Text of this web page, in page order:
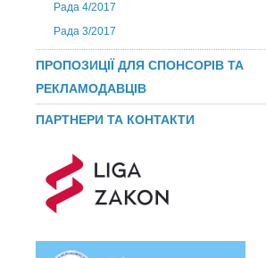
Рада 4/2017
Рада 3/2017
ПРОПОЗИЦІЇ ДЛЯ СПОНСОРІВ ТА
РЕКЛАМОДАВЦІВ
ПАРТНЕРИ ТА КОНТАКТИ